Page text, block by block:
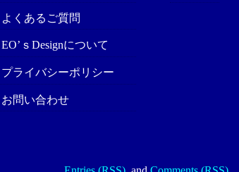
よくあるご質問
EO’ｓDesignについて
プライバシーポリシー
お問い合わせ